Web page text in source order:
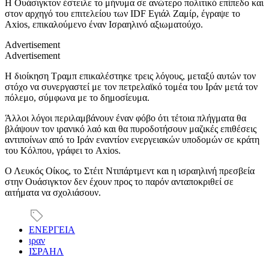
Η Ουάσιγκτον έστειλε το μήνυμα σε ανώτερο πολιτικό επίπεδο και
στον αρχηγό του επιτελείου των IDF Εγιάλ Ζαμίρ, έγραψε το
Axios, επικαλούμενο έναν Ισραηλινό αξιωματούχο.
Advertisement
Advertisement
Η διοίκηση Τραμπ επικαλέστηκε τρεις λόγους, μεταξύ αυτών τον
στόχο να συνεργαστεί με τον πετρελαϊκό τομέα του Ιράν μετά τον
πόλεμο, σύμφωνα με το δημοσίευμα.
Άλλοι λόγοι περιλαμβάνουν έναν φόβο ότι τέτοια πλήγματα θα
βλάψουν τον ιρανικό λαό και θα πυροδοτήσουν μαζικές επιθέσεις
αντιποίνων από το Ιράν εναντίον ενεργειακών υποδομών σε κράτη
του Κόλπου, γράφει το Axios.
Ο Λευκός Οίκος, το Στέιτ Ντιπάρτμεντ και η ισραηλινή πρεσβεία
στην Ουάσιγκτον δεν έχουν προς το παρόν ανταποκριθεί σε
αιτήματα να σχολιάσουν.
ΕΝΕΡΓΕΙΑ
ιραν
ΙΣΡΑΗΛ